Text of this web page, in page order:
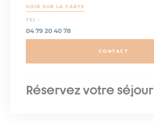
VOIR SUR LA CARTE
TEL :
04 79 20 40 78
CONTACT
Réservez votre séjour